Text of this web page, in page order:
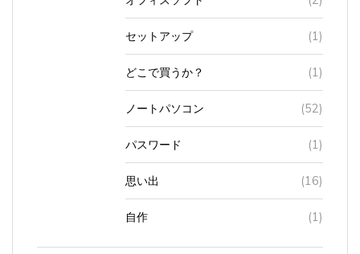
セットアップ (1)
どこで買うか？ (1)
ノートパソコン (52)
パスワード (1)
思い出 (16)
自作 (1)
パソコ (112) MOS試験 (27) 模擬試験(4)